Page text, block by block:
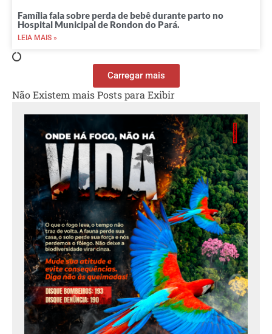
Família fala sobre perda de bebê durante parto no
Hospital Municipal de Rondon do Pará.
LEIA MAIS »
Carregar mais
Não Existem mais Posts para Exibir